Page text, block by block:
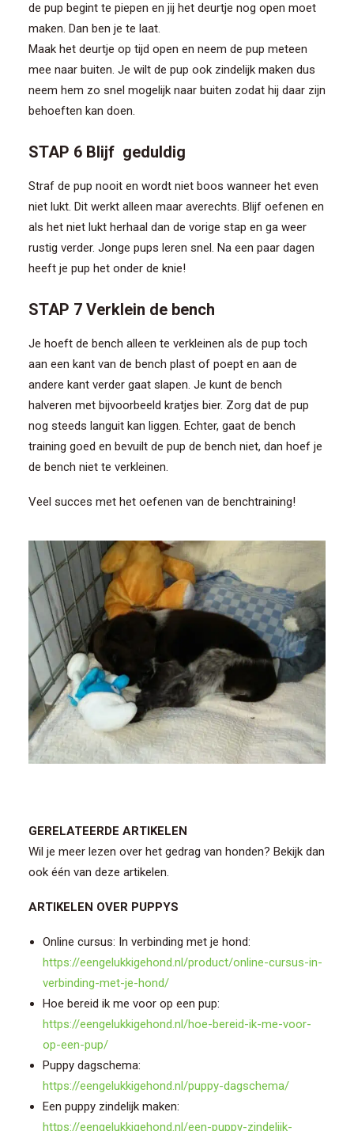
de pup begint te piepen en jij het deurtje nog open moet
maken. Dan ben je te laat.
Maak het deurtje op tijd open en neem de pup meteen
mee naar buiten. Je wilt de pup ook zindelijk maken dus
neem hem zo snel mogelijk naar buiten zodat hij daar zijn
behoeften kan doen.
STAP 6 Blijf geduldig
Straf de pup nooit en wordt niet boos wanneer het even
niet lukt. Dit werkt alleen maar averechts. Blijf oefenen en
als het niet lukt herhaal dan de vorige stap en ga weer
rustig verder. Jonge pups leren snel. Na een paar dagen
heeft je pup het onder de knie!
STAP 7 Verklein de bench
Je hoeft de bench alleen te verkleinen als de pup toch
aan een kant van de bench plast of poept en aan de
andere kant verder gaat slapen. Je kunt de bench
halveren met bijvoorbeeld kratjes bier. Zorg dat de pup
nog steeds languit kan liggen. Echter, gaat de bench
training goed en bevuilt de pup de bench niet, dan hoef je
de bench niet te verkleinen.
Veel succes met het oefenen van de benchtraining!
GERELATEERDE ARTIKELEN
Wil je meer lezen over het gedrag van honden? Bekijk dan
ook één van deze artikelen.
ARTIKELEN OVER PUPPYS
Online cursus: In verbinding met je hond:
https://eengelukkigehond.nl/product/online-cursus-in-
verbinding-met-je-hond/
Hoe bereid ik me voor op een pup:
https://eengelukkigehond.nl/hoe-bereid-ik-me-voor-
op-een-pup/
Puppy dagschema:
https://eengelukkigehond.nl/puppy-dagschema/
Een puppy zindelijk maken:
https://eengelukkigehond.nl/een-puppy-zindelijk-